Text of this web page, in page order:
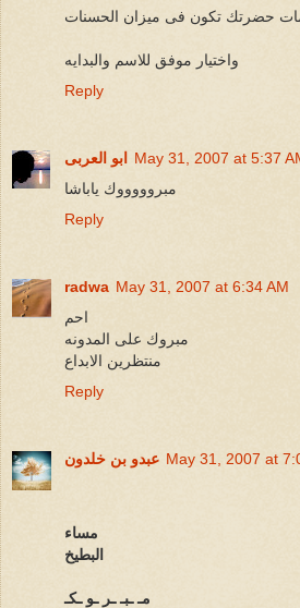
حضرتك تكون فى ميزان الحسنات
واختيار موفق للاسم والبدايه
Reply
ابو العربى
May 31, 2007 at 5:37
مبروووووك ياباشا
Reply
radwa May 31, 2007 at 6:34 AM
احم
مبروك على المدونه
منتظرين الابداع
Reply
عبدو بن خلدون May 31, 2007 at
مساء
البطيخ
مـ ـبـ ـر ـو ـكـ